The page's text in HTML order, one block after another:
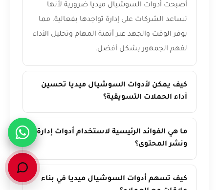
أصبحت أدوات السوشيال ميديا ضرورية لأنها
تساعد الشركات على إدارة تواجدها بفعالية، مما
يوفر الوقت والجهد عبر أتمتة المهام وتحليل الأداء
لفهم الجمهور بشكل أفضل.
كيف يمكن لأدوات السوشيال ميديا تحسين
أداء الحملات التسويقية؟
ما هي الفوائد الرئيسية لاستخدام أدوات إدارة
ونشر المحتوى؟
كيف تسهم أدوات السوشيال ميديا في بناء